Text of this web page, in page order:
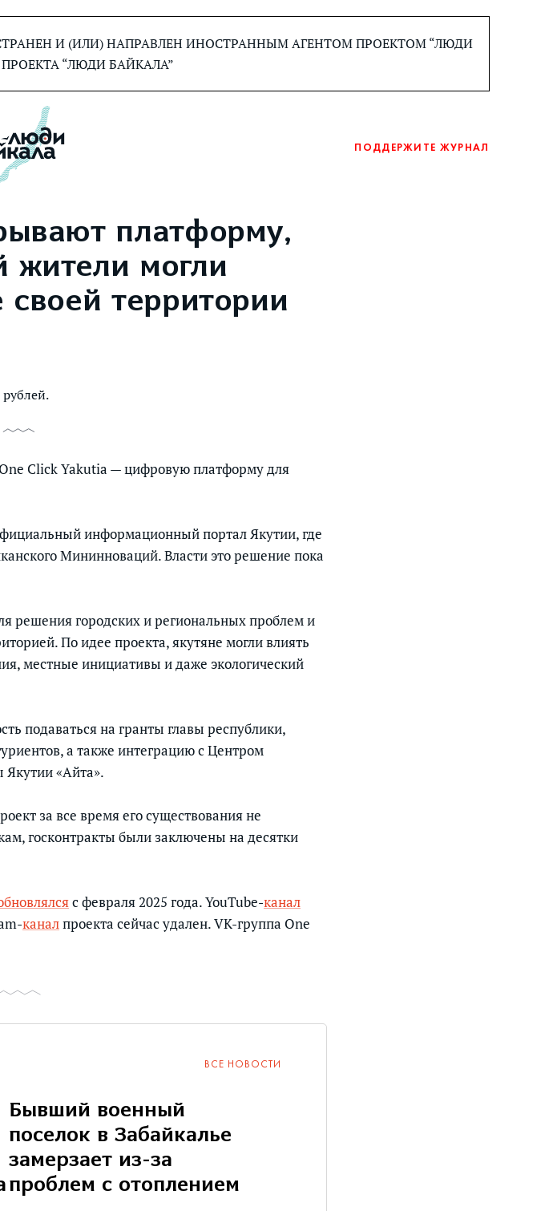
И (ИЛИ) НАПРАВЛЕН ИНОСТРАННЫМ АГЕНТОМ ПРОЕКТОМ “ЛЮДИ
“ЛЮДИ БАЙКАЛА”
ПОДДЕРЖИТЕ ЖУРНАЛ
платформу,
жители могли
своей территории
Click Yakutia — цифровую платформу для
информационный портал Якутии, где
Мининноваций. Власти это решение пока
решения городских и региональных проблем и
По идее проекта, якутяне могли влиять
местные инициативы и даже экологический
подаваться на гранты главы республики,
а также интеграцию с Центром
«Айта».
за все время его существования не
госконтракты были заключены на десятки
с февраля 2025 года. YouTube-канал
каналпроекта сейчас удален. VK-группа One
ВСЕ НОВОСТИ
Бывший военный
поселок в Забайкалье
замерзает из-за
проблем с отоплением